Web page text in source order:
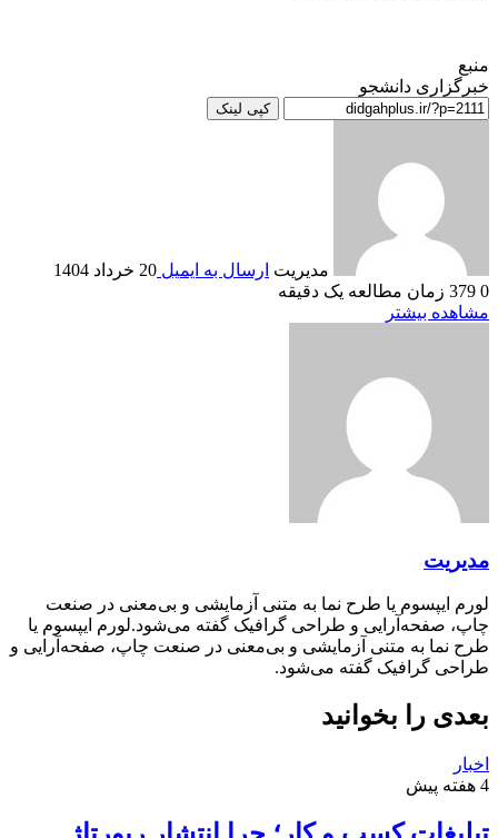
منبع
خبرگزاری دانشجو
کپی لینک
مدیریت ارسال به ایمیل 20 خرداد 1404
0
زمان مطالعه یک دقیقه
مشاهده بیشتر
مدیریت
لورم ایپسوم یا طرح‌ نما به متنی آزمایشی و بی‌معنی در صنعت
چاپ، صفحه‌آرایی و طراحی گرافیک گفته می‌شود.لورم ایپسوم یا
طرح‌ نما به متنی آزمایشی و بی‌معنی در صنعت چاپ، صفحه‌آرایی و
طراحی گرافیک گفته می‌شود.
بعدی را بخوانید
اخبار
4 هفته پیش